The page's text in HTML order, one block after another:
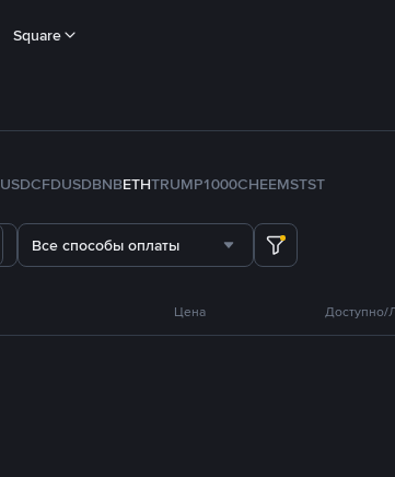
Square
USDCFDUSDBNBETHTRUMP1000CHEEMSTST
Все способы оплаты
Цена Доступно/